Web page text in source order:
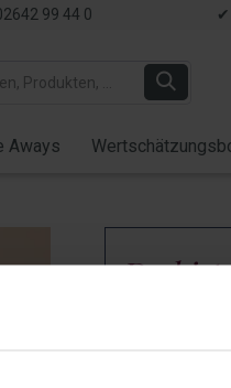
99 44 0 ✔
Aways
Du bist
XL –
Artikel-Nr.: